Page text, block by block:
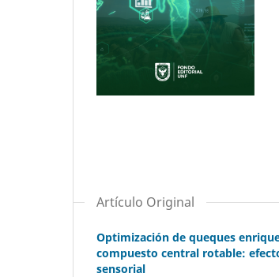
Artículo Original
Optimización de queques
compuesto central rotable:
sensorial